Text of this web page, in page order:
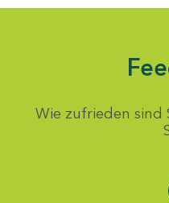
Wie zufrieden sind